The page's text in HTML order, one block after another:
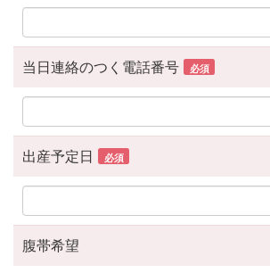
当日連絡のつく電話番号 必須
出産予定日 必須
腹帯希望